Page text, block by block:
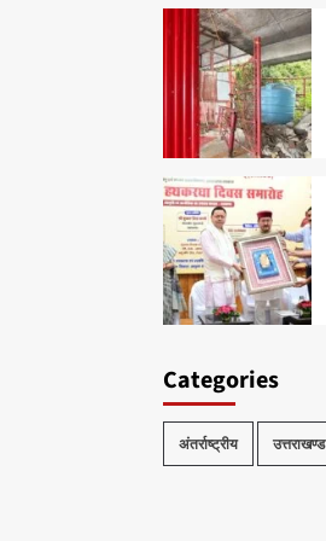
Categories
अंतर्राष्ट्रीय उत्तराखण्ड